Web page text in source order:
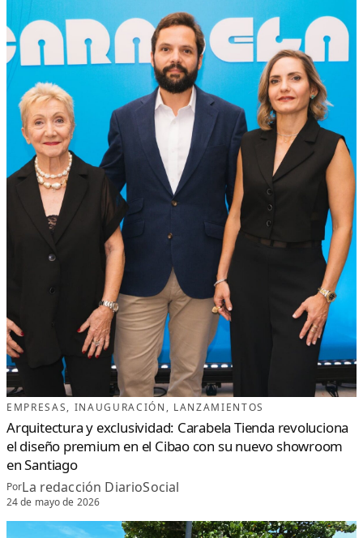
EMPRESAS, INAUGURACIÓN , LANZAMIENTOS
Arquitectura y exclusividad: Carabela Tienda revoluciona
el diseño premium en el Cibao con su nuevo showroom
en Santiago
PorLa redacción DiarioSocial
24 de mayo de 2026